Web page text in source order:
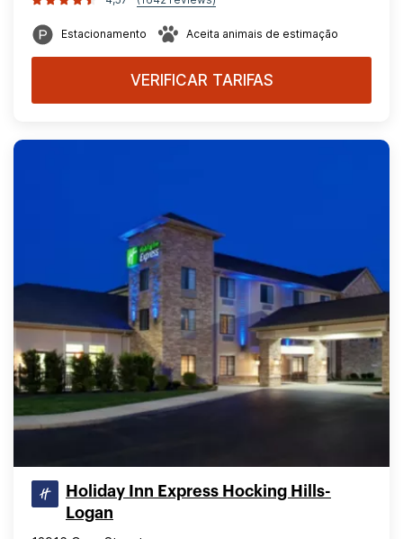
Estacionamento Aceita animais de estimação
VERIFICAR TARIFAS
Holiday Inn Express Hocking Hills-
Logan